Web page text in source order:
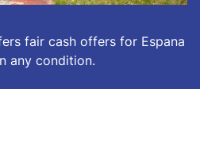
fair cash offers for Espana
anycondition.